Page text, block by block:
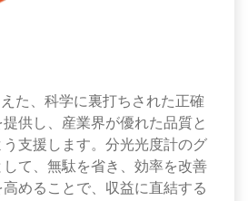
た、科学に裏打ちされた正確
供し、産業界が優れた品質と
支援します。分光光度計のグ
て、無駄を省き、効率を改善
めることで、収益に直結する